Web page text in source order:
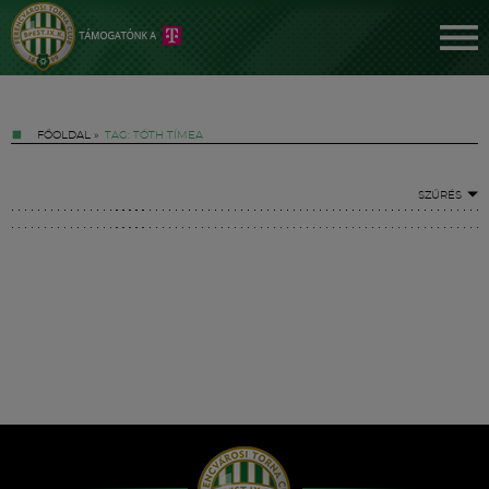
FŐOLDAL » TAG: TÓTH TÍMEA
SZŰRÉS
Hírek